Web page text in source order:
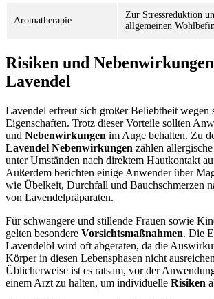
Aromatherapie
Zur Stressreduktion
allgemeinen
Risiken und
Lavendel
Lavendel erfreut sich großer Beliebtheit wegen
Eigenschaften. Trotz dieser Vorteile sollten
und Nebenwirkungen im Auge behalten. Zu
Lavendel Nebenwirkungen zählen
unter Umständen nach direktem Hautkontakt
Außerdem berichten einige Anwender über
wie Übelkeit, Durchfall und Bauchschmerzen
von Lavendelpräparaten.
Für schwangere und stillende Frauen sowie
gelten besondere Vorsichtsmaßnahmen. Die
Lavendelöl wird oft abgeraten, da die
Körper in diesen Lebensphasen nicht
Üblicherweise ist es ratsam, vor der
einem Arzt zu halten, um individuelle Risiken